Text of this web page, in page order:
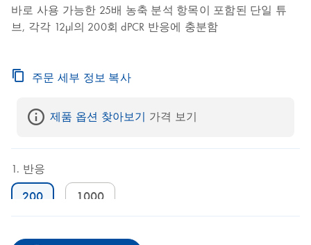
바로 사용 가능한 25배 농축 분석 항목이 포함된 단일 튜
브, 각각 12µl의 200회 dPCR 반응에 충분함
주문 세부 정보 복사
제품 옵션 찾아보기 가격 보기
반응
200 1000